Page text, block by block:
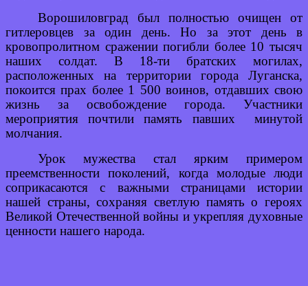
Ворошиловград был полностью очищен от
гитлеровцев за один день. Но за этот день в
кровопролитном сражении погибли более 10 тысяч
наших солдат. В 18-ти братских могилах,
расположенных на территории города Луганска,
покоится прах более 1 500 воинов, отдавших свою
жизнь за освобождение города. Участники
мероприятия почтили память павших минутой
молчания.
Урок мужества стал ярким примером
преемственности поколений, когда молодые люди
соприкасаются с важными страницами истории
нашей страны, сохраняя светлую память о героях
Великой Отечественной войны и укрепляя духовные
ценности нашего народа.